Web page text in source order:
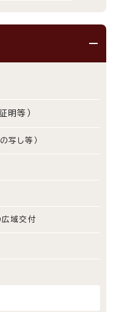
明等）
写し等）
広域交付